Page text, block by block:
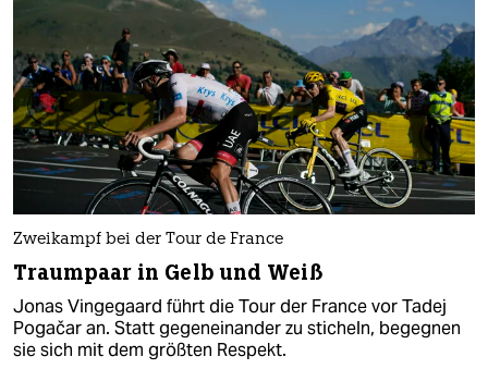
Zweikampf bei der Tour de France
Traumpaar in Gelb und Weiß
Jonas Vingegaard führt die Tour der France vor Tadej
Pogačar an. Statt gegeneinander zu sticheln, begegnen
sie sich mit dem größten Respekt.